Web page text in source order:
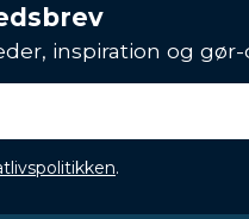
inspiration og gør-
.